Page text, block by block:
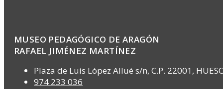
MUSEO PEDAGÓGICO DE ARAGÓN
RAFAEL JIMÉNEZ MARTÍNEZ
Plaza de Luis López Allué s/n, C.P. 22001,
974 233 036